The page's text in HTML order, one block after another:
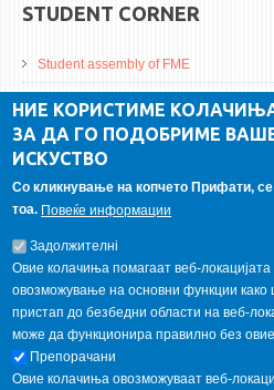
STUDENT CORNER
Student assembly of FME
Da Vinci Magazinne
Alumni association
GALLERY
НИЕ КОРИСТИМЕ
ЗА ДА ГО ПОДОБРИМЕ
ИСКУСТВО
Со кликнување на копчето Прифати,
тоа. Повеќе информации
Задолжителнi
Овие колачиња помагаат веб-
овозможување на основни функции како
пристап до безбедни области на веб-
може да функционира правилно без
Препорачани
Овие колачиња овозможуваат веб-